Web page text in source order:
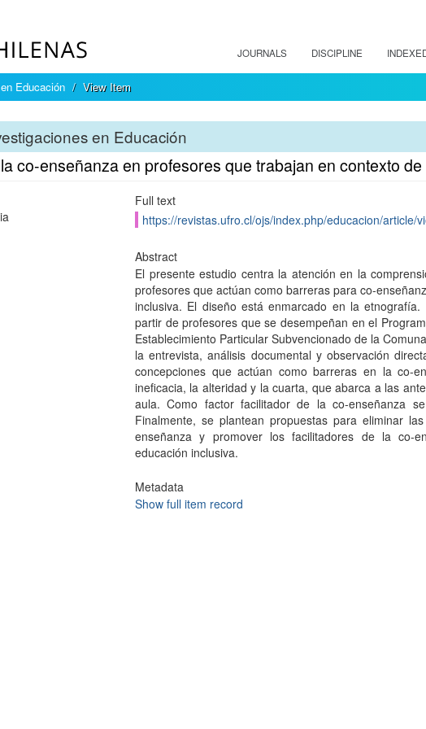
JOURNALS DISCIPLINE
Educación View Item
en Educación
co-enseñanza en profesores que trabajan en contexto
Full text
https://revistas.ufro.cl/ojs/index.php/educacion/article/
Abstract
El presente estudio centra la atención en la
profesores que actúan como barreras para co-
inclusiva. El diseño está enmarcado en la
partir de profesores que se desempeñan en el
Establecimiento Particular Subvencionado de la
la entrevista, análisis documental y observación
concepciones que actúan como barreras en la co-
ineficacia, la alteridad y la cuarta, que abarca a las
aula. Como factor facilitador de la co-enseñanza
Finalmente, se plantean propuestas para eliminar
enseñanza y promover los facilitadores de la co-
educación inclusiva.
Metadata
Show full item record